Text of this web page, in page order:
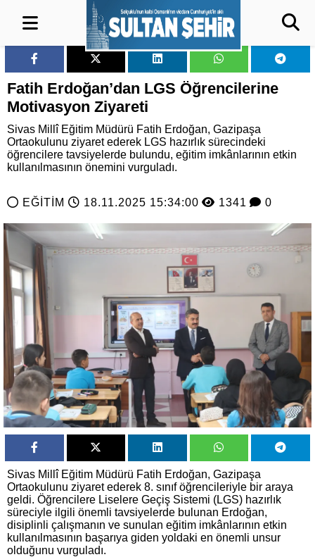
Fatih Erdoğan’dan LGS Öğrencilerine
Motivasyon Ziyareti
Sivas Millî Eğitim Müdürü Fatih Erdoğan, Gazipaşa
Ortaokulunu ziyaret ederek LGS hazırlık sürecindeki
öğrencilere tavsiyelerde bulundu, eğitim imkânlarının etkin
kullanılmasının önemini vurguladı.
EĞİTİM 18.11.2025 15:34:00 1341 0
Sivas Millî Eğitim Müdürü Fatih Erdoğan, Gazipaşa
Ortaokulunu ziyaret ederek 8. sınıf öğrencileriyle bir araya
geldi. Öğrencilere Liselere Geçiş Sistemi (LGS) hazırlık
süreciyle ilgili önemli tavsiyelerde bulunan Erdoğan,
disiplinli çalışmanın ve sunulan eğitim imkânlarının etkin
kullanılmasının başarıya giden yoldaki en önemli unsur
olduğunu vurguladı.